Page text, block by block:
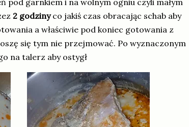
2 godzinyco jakiś czas obracając schab aby
a właściwie pod koniec gotowania z
się tym nie przejmować. Po wyznaczonym
na talerz aby ostygł